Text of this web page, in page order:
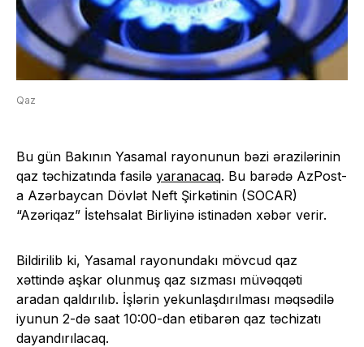
Qaz
Bu gün Bakının Yasamal rayonunun bəzi ərazilərinin
qaz təchizatında fasilə yaranacaq. Bu barədə AzPost-
a Azərbaycan Dövlət Neft Şirkətinin (SOCAR)
“Azəriqaz” İstehsalat Birliyinə istinadən xəbər verir.
Bildirilib ki, Yasamal rayonundakı mövcud qaz
xəttində aşkar olunmuş qaz sızması müvəqqəti
aradan qaldırılıb. İşlərin yekunlaşdırılması məqsədilə
iyunun 2-də saat 10:00-dan etibarən qaz təchizatı
dayandırılacaq.